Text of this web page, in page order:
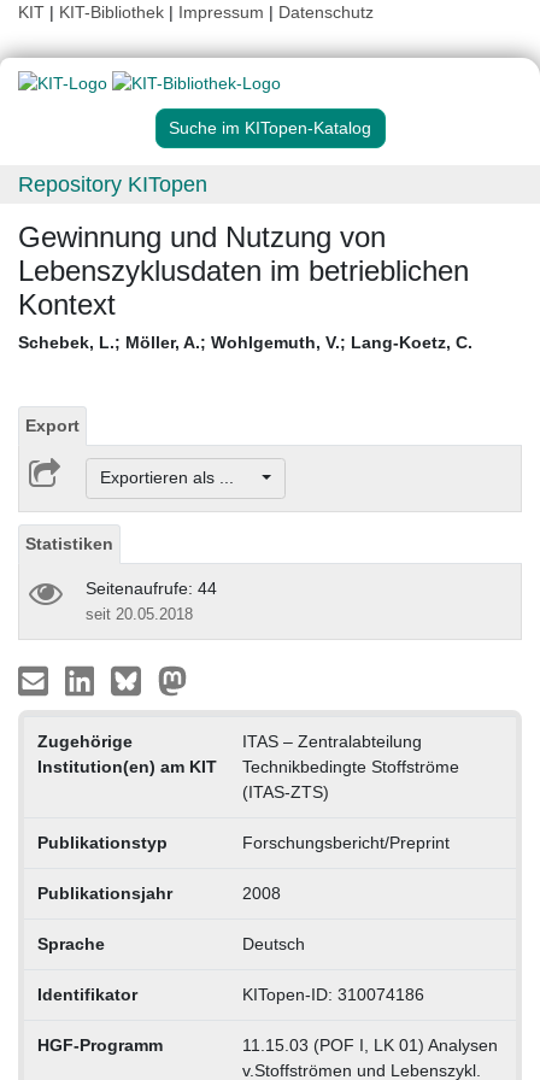
KIT | KIT-Bibliothek | Impressum | Datenschutz
Suche im KITopen-Katalog
Repository KITopen
Gewinnung und Nutzung von
Lebenszyklusdaten im betrieblichen
Kontext
Schebek, L.; Möller, A.; Wohlgemuth, V.; Lang-Koetz, C.
Export
Exportieren als ...
Statistiken
Seitenaufrufe: 44
seit 20.05.2018
Zugehörige
Institution(en) am KIT
ITAS – Zentralabteilung
Technikbedingte Stoffströme
(ITAS-ZTS)
Publikationstyp Forschungsbericht/Preprint
Publikationsjahr 2008
Sprache Deutsch
Identifikator KITopen-ID: 310074186
HGF-Programm
11.15.03 (POF I, LK 01) Analysen
v.Stoffströmen und Lebenszykl.